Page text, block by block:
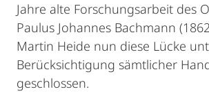
Jahre alte Forschungsarbeit des
Paulus Johannes Bachmann
Martin Heide nun diese Lücke
Berücksichtigung sämtlicher
geschlossen.